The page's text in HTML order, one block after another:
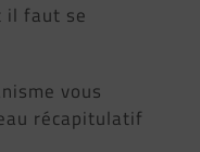
il faut se
vous
récapitulatif